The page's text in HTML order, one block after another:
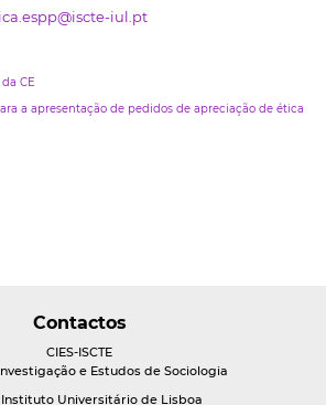
iul.pt
CE
a apresentação de pedidos de apreciação de ética
Contactos
CIES-ISCTE
e Estudos de Sociologia
Instituto Universitário de Lisboa